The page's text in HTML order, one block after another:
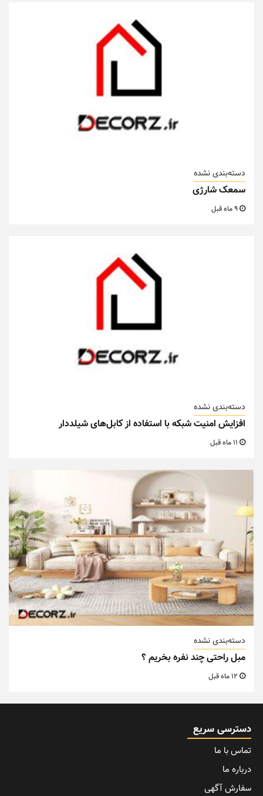
دسته‌بندی نشده
سمعک شارژی
دسته‌بندی نشده
افزایش امنیت شبکه با استفاده از کابل‌های شیلددار
دسته‌بندی نشده
مبل راحتی چند نفره بخریم ؟
دسترسی سریع
تماس با ما
درباره ما
سفارش آگهی